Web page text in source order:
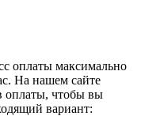
оплаты максимально
На нашем сайте
оплаты, чтобы вы
вариант: